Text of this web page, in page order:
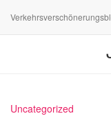
Uncategorized